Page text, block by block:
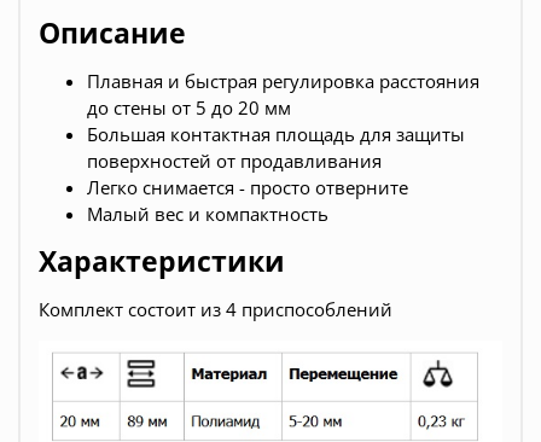
Описание
Плавная и быстрая регулировка расстояния
до стены от 5 до 20 мм
Большая контактная площадь для защиты
поверхностей от продавливания
Легко снимается - просто отверните
Малый вес и компактность
Характеристики
Комплект состоит из 4 приспособлений